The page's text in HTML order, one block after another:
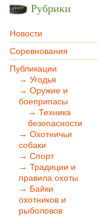
Рубрики
Новости
Соревнования
Публикации
→ Угодья
→ Оружие и
боеприпасы
→ Техника
безопасности
→ Охотничьи
собаки
→ Спорт
→ Традиции и
правила охоты
→ Байки
охотников и
рыболовов